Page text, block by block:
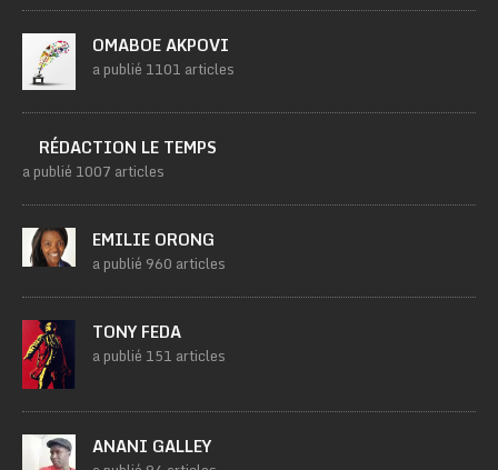
OMABOE AKPOVI
a publié 1101 articles
RÉDACTION LE TEMPS
a publié 1007 articles
EMILIE ORONG
a publié 960 articles
TONY FEDA
a publié 151 articles
ANANI GALLEY